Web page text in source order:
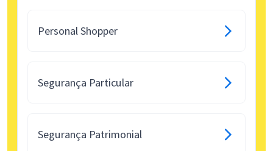
Personal Shopper
Segurança Particular
Segurança Patrimonial